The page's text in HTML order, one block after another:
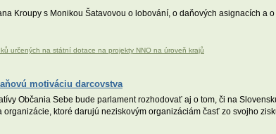
Kroupy s Monikou Šatavovou o lobování, o daňových asignacích a
určených na státní dotace na projekty NNO na úroveň krajů
motiváciu darcovstva
Občania Sebe bude parlament rozhodovať aj o tom, či na
ktoré darujú neziskovým organizáciám časť zo svojho